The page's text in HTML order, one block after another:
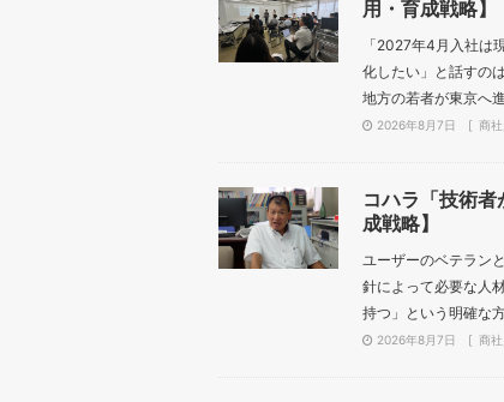
用・育成戦略】
「2027年4月入社は
化したい」と話すの
地方の若者が東京へ
2026年8月7日 商社
コハラ「技術
成戦略】
ユーザーのベテラン
針によって必要な人
持つ」という明確な
2026年8月7日 商社